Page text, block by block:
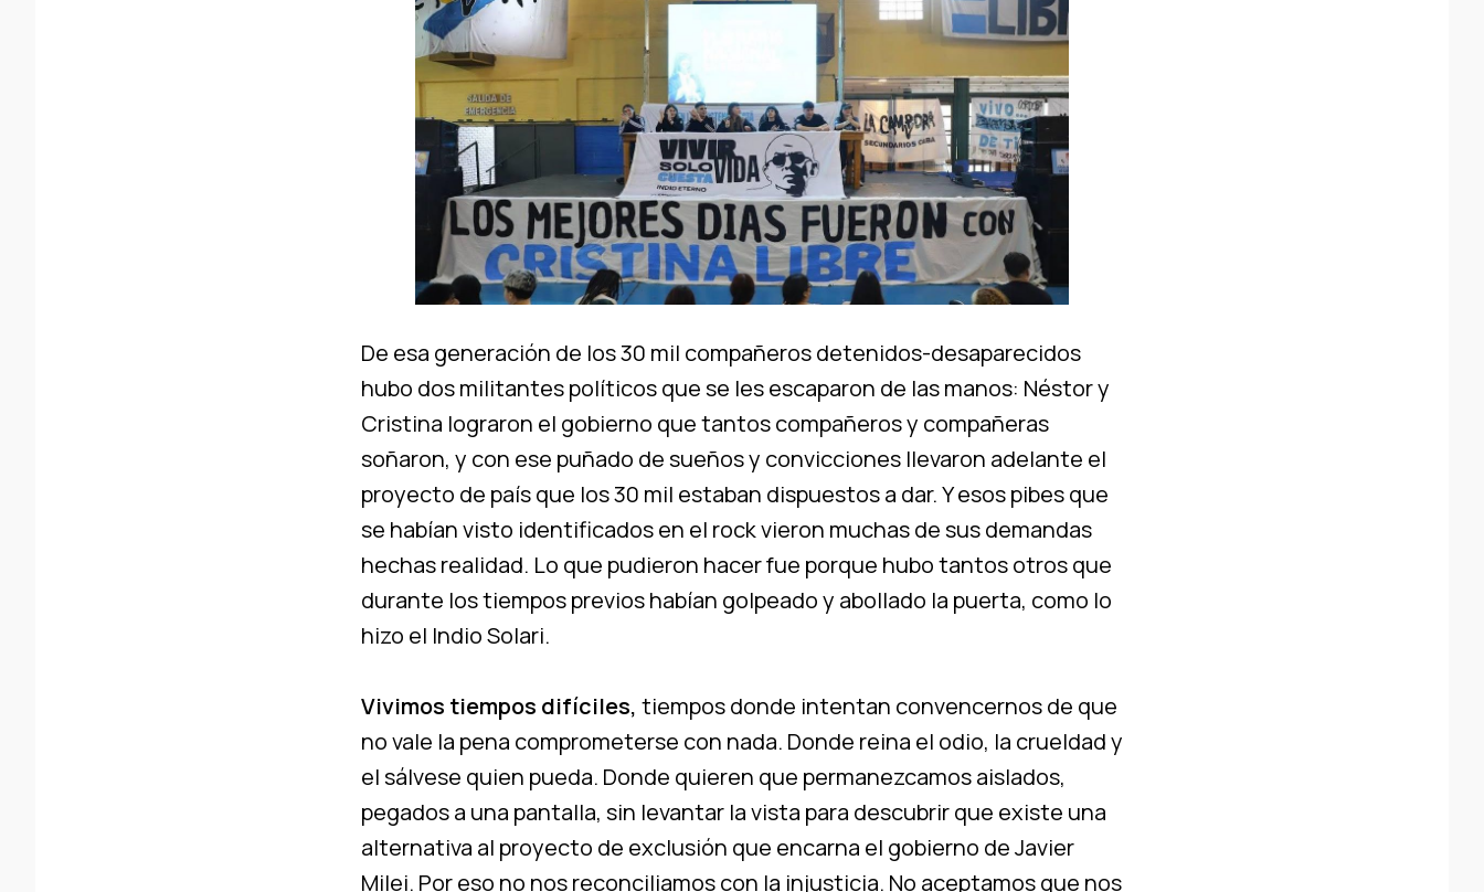
De esa generación de los 30 mil compañeros detenidos-desaparecidos
hubo dos militantes políticos que se les escaparon de las manos: Néstor y
Cristina lograron el gobierno que tantos compañeros y compañeras
soñaron, y con ese puñado de sueños y convicciones llevaron adelante el
proyecto de país que los 30 mil estaban dispuestos a dar. Y esos pibes que
se habían visto identificados en el rock vieron muchas de sus demandas
hechas realidad. Lo que pudieron hacer fue porque hubo tantos otros que
durante los tiempos previos habían golpeado y abollado la puerta, como lo
hizo el Indio Solari.
Vivimos tiempos difíciles, tiempos donde intentan convencernos de que
no vale la pena comprometerse con nada. Donde reina el odio, la crueldad y
el sálvese quien pueda. Donde quieren que permanezcamos aislados,
pegados a una pantalla, sin levantar la vista para descubrir que existe una
alternativa al proyecto de exclusión que encarna el gobierno de Javier
Milei. Por eso no nos reconciliamos con la injusticia. No aceptamos que nos